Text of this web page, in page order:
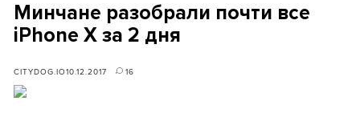
Минчане разобрали почти все
iPhone X за 2 дня
CITYDOG.IO10.12.2017 16